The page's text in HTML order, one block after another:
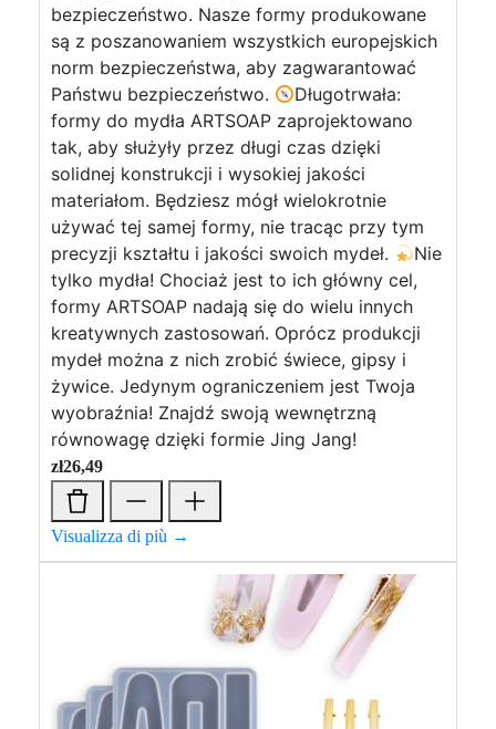
bezpieczeństwo. Nasze formy produkowane
są z poszanowaniem wszystkich europejskich
norm bezpieczeństwa, aby zagwarantować
Państwu bezpieczeństwo.
Długotrwała:
formy do mydła ARTSOAP zaprojektowano
tak, aby służyły przez długi czas dzięki
solidnej konstrukcji i wysokiej jakości
materiałom. Będziesz mógł wielokrotnie
używać tej samej formy, nie tracąc przy tym
precyzji kształtu i jakości swoich mydeł.
Nie
tylko mydła! Chociaż jest to ich główny cel,
formy ARTSOAP nadają się do wielu innych
kreatywnych zastosowań. Oprócz produkcji
mydeł można z nich zrobić świece, gipsy i
żywice. Jedynym ograniczeniem jest Twoja
wyobraźnia! Znajdź swoją wewnętrzną
równowagę dzięki formie Jing Jang!
zł26,49
Visualizza di più →